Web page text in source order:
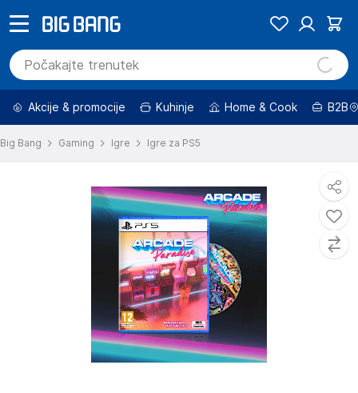
Akcije & promocije Kuhinje Home & Cook B2B
Big Bang Gaming Igre Igre za PS5